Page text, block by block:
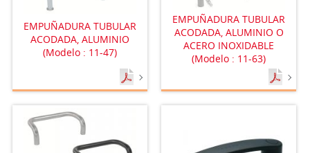
EMPUÑADURA TUBULAR
ACODADA, ALUMINIO
(Modelo : 11-47)
EMPUÑADURA TUBULAR
ACODADA, ALUMINIO O
ACERO INOXIDABLE
(Modelo : 11-63)